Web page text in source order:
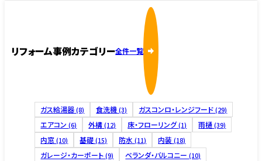
リフォーム事例カテゴリー全件一覧
ガス給湯器(8) 食洗機(3) ガスコンロ・レンジフード(29)
エアコン(6) 外構(12) 床・フローリング(1) 雨樋(39)
内窓(10) 基礎(15) 防水(11) 内装(18)
ガレージ・カーポート(9) ベランダ・バルコニー(10)